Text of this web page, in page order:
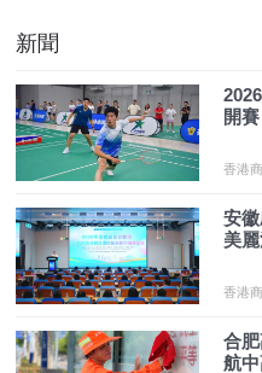
新聞
開賽
香港
安
美
香港
合
航